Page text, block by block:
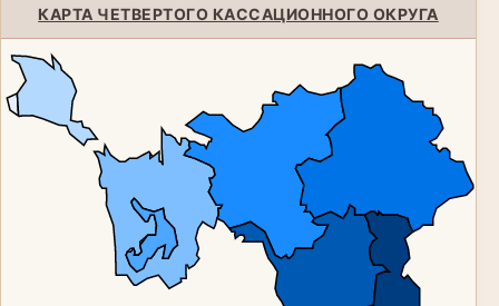
КАРТА ЧЕТВЕРТОГО КАССАЦИОННОГО ОКРУГА